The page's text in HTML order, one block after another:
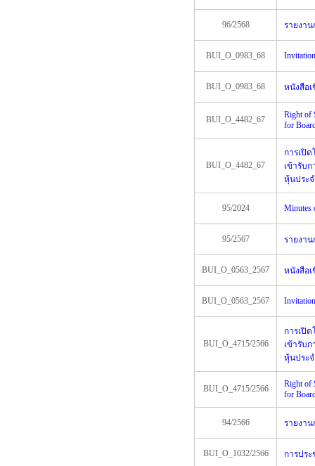
96/2568 รายงา
BUI_O_0983_68
BUI_O_0983_68 หนังสือ
BUI_O_4482_67
Right of
for
BUI_O_4482_67
การเปิ
เข้ารับ
หุ้นประจ
95/2024 Minutes
95/2567 รายงา
BUI_O_0563_2567 หนังสือ
BUI_O_0563_2567
BUI_O_4715/2566
การเปิ
เข้ารับ
หุ้นประจ
BUI_O_4715/2566
Right of
for
94/2566 รายงา
BUI_O_1032/2566 การปร